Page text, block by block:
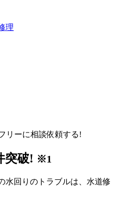
理
リーに相談依頼する!
突破! ※1
水回りのトラブルは、水道修